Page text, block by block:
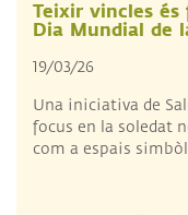
Teixir vincles
Dia Mundial de
19/03/26
Una iniciativa de
focus en la soledat
com a espais